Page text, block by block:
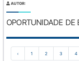
AUTOR:
OPORTUNIDADE DE
‹ 1 2 3 4